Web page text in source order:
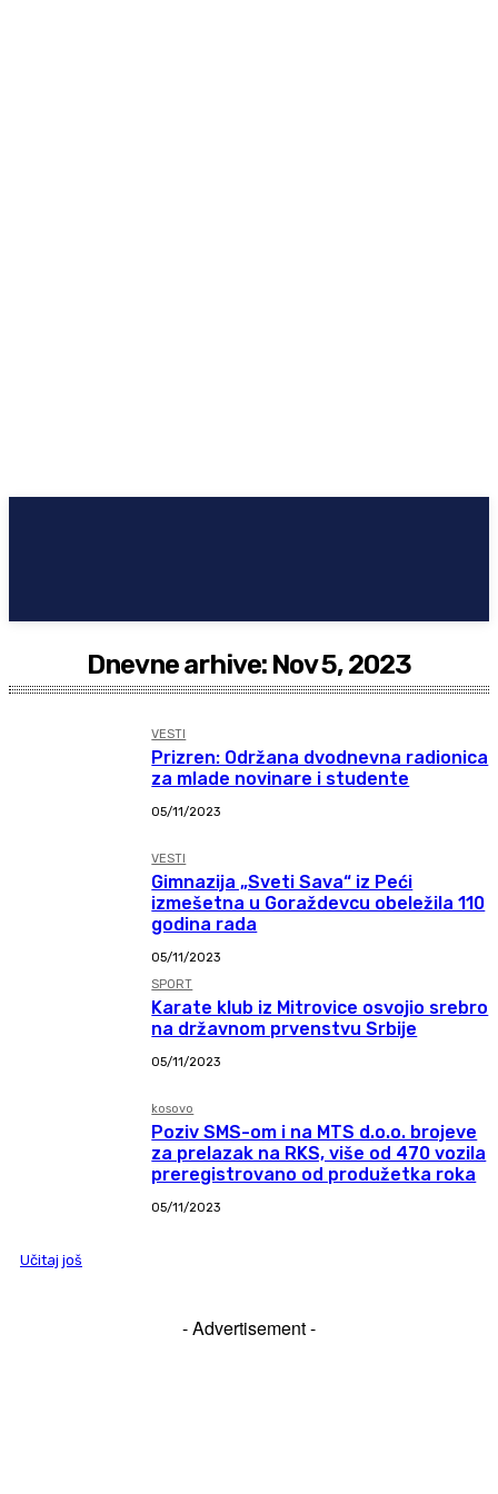
Dnevne arhive: Nov 5, 2023
VESTI
Prizren: Održana dvodnevna radionica
za mlade novinare i studente
05/11/2023
VESTI
Gimnazija „Sveti Sava“ iz Peći
izmešetna u Goraždevcu obeležila 110
godina rada
05/11/2023
SPORT
Karate klub iz Mitrovice osvojio srebro
na državnom prvenstvu Srbije
05/11/2023
kosovo
Poziv SMS-om i na MTS d.o.o. brojeve
za prelazak na RKS, više od 470 vozila
preregistrovano od produžetka roka
05/11/2023
Učitaj još
- Advertisement -